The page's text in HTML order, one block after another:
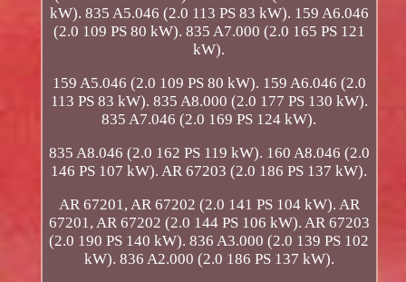
kW). 835 A5.046 (2.0 113 PS 83 kW). 159 A6.046
(2.0 109 PS 80 kW). 835 A7.000 (2.0 165 PS 121
kW).
159 A5.046 (2.0 109 PS 80 kW). 159 A6.046 (2.0
113 PS 83 kW). 835 A8.000 (2.0 177 PS 130 kW).
835 A7.046 (2.0 169 PS 124 kW).
835 A8.046 (2.0 162 PS 119 kW). 160 A8.046 (2.0
146 PS 107 kW). AR 67203 (2.0 186 PS 137 kW).
AR 67201, AR 67202 (2.0 141 PS 104 kW). AR
67201, AR 67202 (2.0 144 PS 106 kW). AR 67203
(2.0 190 PS 140 kW). 836 A3.000 (2.0 139 PS 102
kW). 836 A2.000 (2.0 186 PS 137 kW).